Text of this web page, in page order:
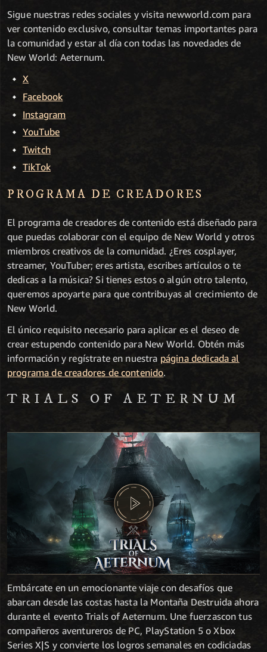
Sigue nuestras redes sociales y visita newworld.com para
ver contenido exclusivo, consultar temas importantes para
la comunidad y estar al día con todas las novedades de
New World: Aeternum.
X
Facebook
Instagram
YouTube
Twitch
TikTok
PROGRAMA DE CREADORES
El programa de creadores de contenido está diseñado para
que puedas colaborar con el equipo de New World y otros
miembros creativos de la comunidad. ¿Eres cosplayer,
streamer, YouTuber; eres artista, escribes artículos o te
dedicas a la música? Si tienes estos o algún otro talento,
queremos apoyarte para que contribuyas al crecimiento de
New World.
El único requisito necesario para aplicar es el deseo de
crear estupendo contenido para New World. Obtén más
información y regístrate en nuestra página dedicada al
programa de creadores de contenido.
TRIALS OF AETERNUM
Embárcate en un emocionante viaje con desafíos que
abarcan desde las costas hasta la Montaña Destruida ahora
durante el evento Trials of Aeternum. Une fuerzascon tus
compañeros aventureros de PC, PlayStation 5 o Xbox
Series X|S y convierte los logros semanales en codiciadas